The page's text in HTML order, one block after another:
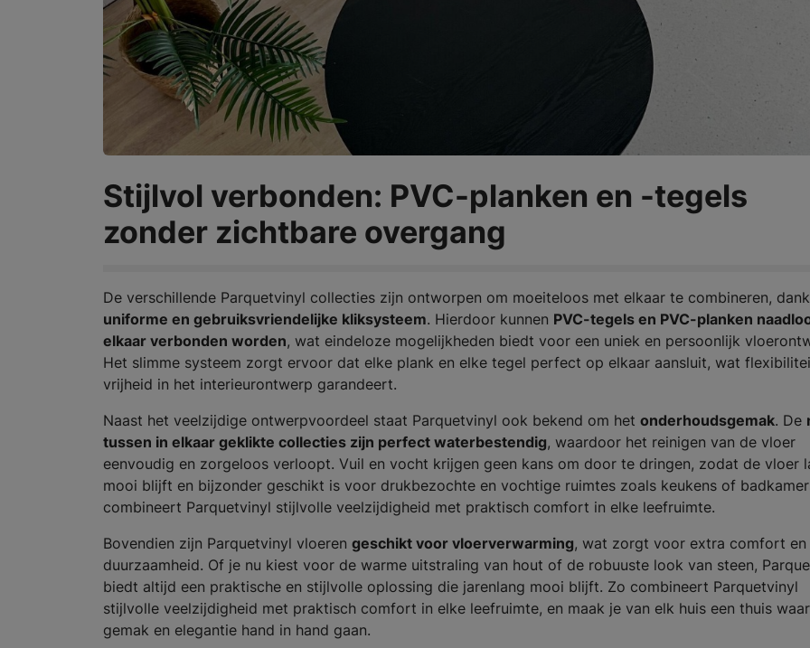
Stijlvol verbonden: PVC-planken en -tegels
zonder zichtbare overgang
De verschillende Parquetvinyl collecties zijn ontworpen om moeiteloos met elkaar te combineren,
uniforme en gebruiksvriendelijke kliksysteem. Hierdoor kunnen PVC-tegels en PVC-planken
elkaar verbonden worden, wat eindeloze mogelijkheden biedt voor een uniek en persoonlijk
Het slimme systeem zorgt ervoor dat elke plank en elke tegel perfect op elkaar aansluit, wat
vrijheid in het interieurontwerp garandeert.
Naast het veelzijdige ontwerpvoordeel staat Parquetvinyl ook bekend om het onderhoudsgemak. De
tussen in elkaar geklikte collecties zijn perfect waterbestendig, waardoor het reinigen van de vloer
eenvoudig en zorgeloos verloopt. Vuil en vocht krijgen geen kans om door te dringen, zodat de vloer
mooi blijft en bijzonder geschikt is voor drukbezochte en vochtige ruimtes zoals keukens of
combineert Parquetvinyl stijlvolle veelzijdigheid met praktisch comfort in elke leefruimte.
Bovendien zijn Parquetvinyl vloeren geschikt voor vloerverwarming, wat zorgt voor extra comfort en
duurzaamheid. Of je nu kiest voor de warme uitstraling van hout of de robuuste look van steen,
biedt altijd een praktische en stijlvolle oplossing die jarenlang mooi blijft. Zo combineert Parquetvinyl
stijlvolle veelzijdigheid met praktisch comfort in elke leefruimte, en maak je van elk huis een thuis
gemak en elegantie hand in hand gaan.